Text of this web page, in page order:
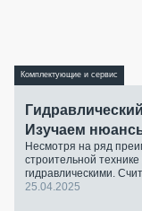
Комплектующие и сервис
Изучаем
Несмотря на ряд
строительной
гидравлическими.
25.04.2025